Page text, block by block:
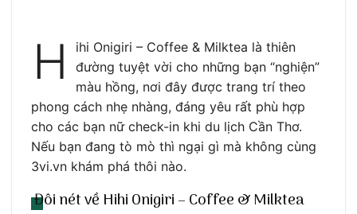
H
ihi Onigiri – Coffee & Milktea là thiên
đường tuyệt vời cho những bạn “nghiện”
màu hồng, nơi đây được trang trí theo
phong cách nhẹ nhàng, đáng yêu rất phù hợp
cho các bạn nữ check-in khi du lịch Cần Thơ.
Nếu bạn đang tò mò thì ngại gì mà không cùng
3vi.vn khám phá thôi nào.
Đôi nét về Hihi Onigiri – Coffee & Milktea